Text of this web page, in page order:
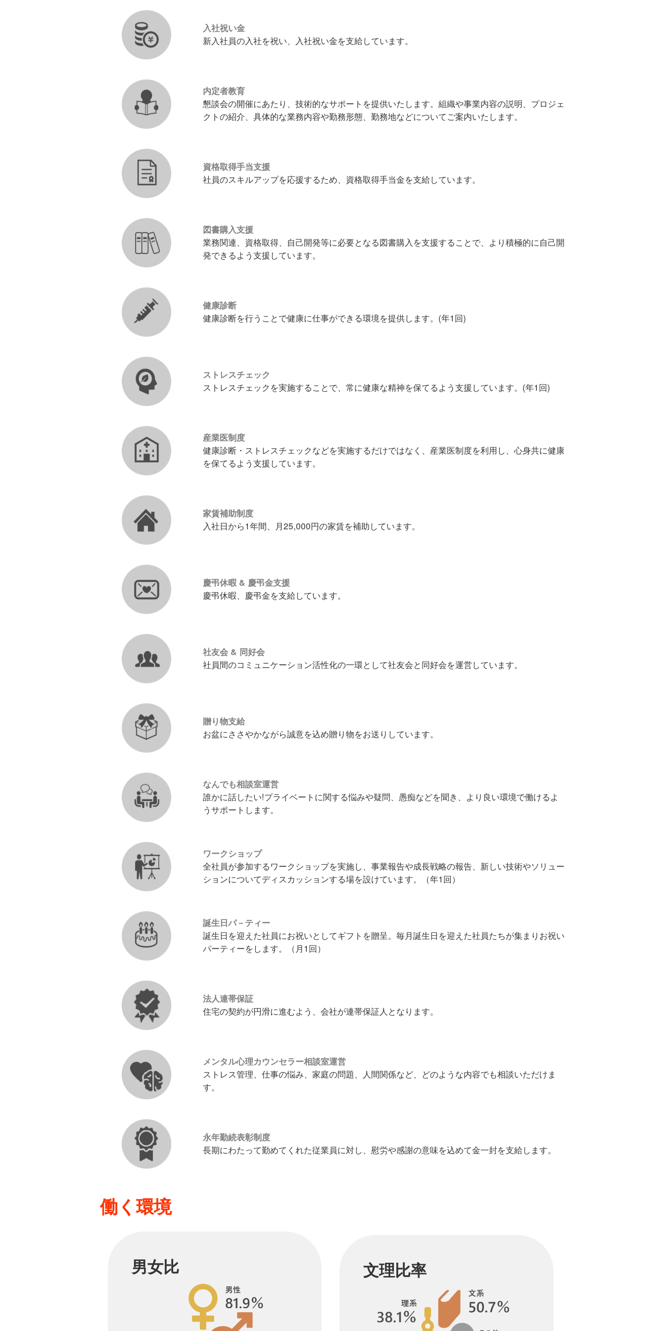
入社祝い金
新入社員の入社を祝い、入社祝い金を支給しています。
内定者教育
懇談会の開催にあたり、技術的なサポートを提供いたします。組織や事業内容の説明、プロジェ
クトの紹介、具体的な業務内容や勤務形態、勤務地などについてご案内いたします。
資格取得手当支援
社員のスキルアップを応援するため、資格取得手当金を支給しています。
図書購入支援
業務関連、資格取得、自己開発等に必要となる図書購入を支援することで、より積極的に自己開
発できるよう支援しています。
健康診断
健康診断を行うことで健康に仕事ができる環境を提供します。(年1回)
ストレスチェック
ストレスチェックを実施することで、常に健康な精神を保てるよう支援しています。(年1回)
産業医制度
健康診断・ストレスチェックなどを実施するだけではなく、産業医制度を利用し、心身共に健康
を保てるよう支援しています。
家賃補助制度
入社日から1年間、月25,000円の家賃を補助しています。
慶弔休暇 & 慶弔金支援
慶弔休暇、慶弔金を支給しています。
社友会 & 同好会
社員間のコミュニケーション活性化の一環として社友会と同好会を運営しています。
贈り物支給
お盆にささやかながら誠意を込め贈り物をお送りしています。
なんでも相談室運営
誰かに話したい!プライベートに関する悩みや疑問、愚痴などを聞き、より良い環境で働けるよ
うサポートします。
ワークショップ
全社員が参加するワークショップを実施し、事業報告や成長戦略の報告、新しい技術やソリュー
ションについてディスカッションする場を設けています。（年1回）
誕生日パ－ティー
誕生日を迎えた社員にお祝いとしてギフトを贈呈。毎月誕生日を迎えた社員たちが集まりお祝い
パーティーをします。（月1回）
法人連帯保証
住宅の契約が円滑に進むよう、会社が連帯保証人となります。
メンタル心理カウンセラー相談室運営
ストレス管理、仕事の悩み、家庭の問題、人間関係など、どのような内容でも相談いただけま
す。
永年勤続表彰制度
長期にわたって勤めてくれた従業員に対し、慰労や感謝の意味を込めて金一封を支給します。
働く環境
男女比 文理比率